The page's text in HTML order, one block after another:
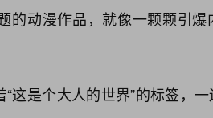
的动漫作品，就像一颗颗引
这是个大人的世界”的标签，